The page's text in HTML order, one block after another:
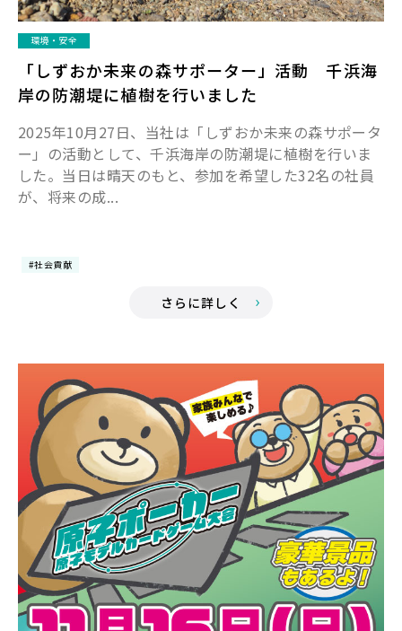
環境・安全
「しずおか未来の森サポーター」活動 千浜海
岸の防潮堤に植樹を行いました
2025年10月27日、当社は「しずおか未来の森サポータ
ー」の活動として、千浜海岸の防潮堤に植樹を行いま
した。当日は晴天のもと、参加を希望した32名の社員
が、将来の成...
#社会貢献
さらに詳しく